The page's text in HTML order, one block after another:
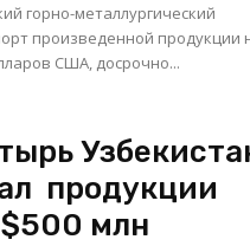
произведенной продукции
США, досрочно...
продукции
$500 млн